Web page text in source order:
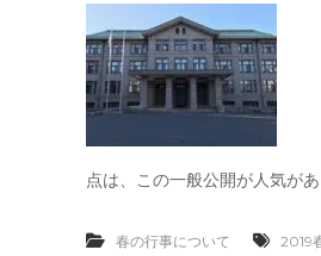
点は、この一般公開が人気が
春の行事について 2019